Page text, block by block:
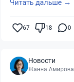
Читать дальше →
67 18 0
Новости
Жанна Амирова